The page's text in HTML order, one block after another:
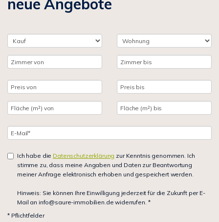
neue Angebote
Ich habe die Datenschutzerklärung zur Kenntnis genommen. Ich
stimme zu, dass meine Angaben und Daten zur Beantwortung
meiner Anfrage elektronisch erhoben und gespeichert werden.
Hinweis: Sie können Ihre Einwilligung jederzeit für die Zukunft per E-
Mail an info@saure-immobilien.de widerrufen. *
* Pflichtfelder